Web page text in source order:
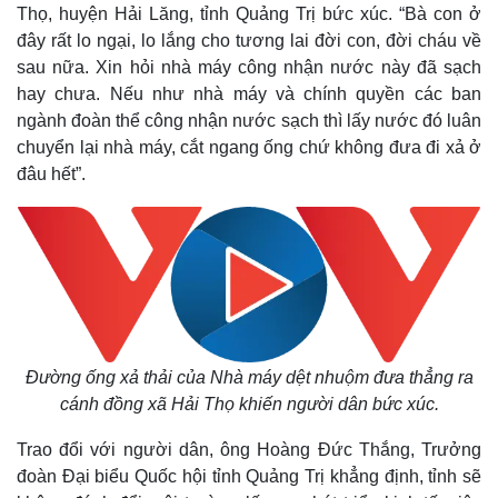
Thế giới
Cuộc sống đó đây
Hồ sơ
Multimedia
Video
Ảnh
E-Magazine
Thọ, huyện Hải Lăng, tỉnh Quảng Trị bức xúc. “Bà con ở
đây rất lo ngại, lo lắng cho tương lai đời con, đời cháu về
sau nữa. Xin hỏi nhà máy công nhận nước này đã sạch
hay chưa. Nếu như nhà máy và chính quyền các ban
ngành đoàn thể công nhận nước sạch thì lấy nước đó luân
chuyển lại nhà máy, cắt ngang ống chứ không đưa đi xả ở
đâu hết”.
Đường ống xả thải của Nhà máy dệt nhuộm đưa thẳng ra
cánh đồng xã Hải Thọ khiến người dân bức xúc.
Trao đổi với người dân, ông Hoàng Đức Thắng, Trưởng
đoàn Đại biểu Quốc hội tỉnh Quảng Trị khẳng định, tỉnh sẽ